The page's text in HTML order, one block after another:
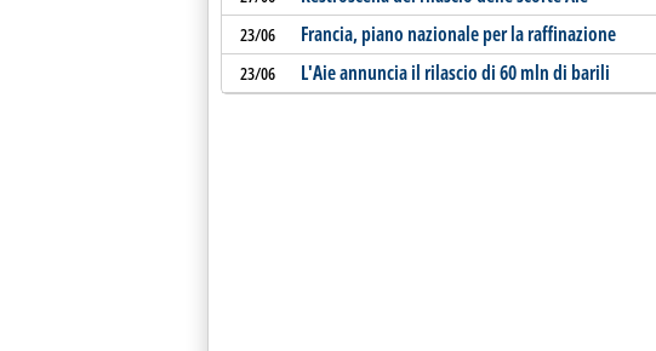
23/06 Francia, piano nazionale per la raffinazione
23/06 L'Aie annuncia il rilascio di 60 mln di barili